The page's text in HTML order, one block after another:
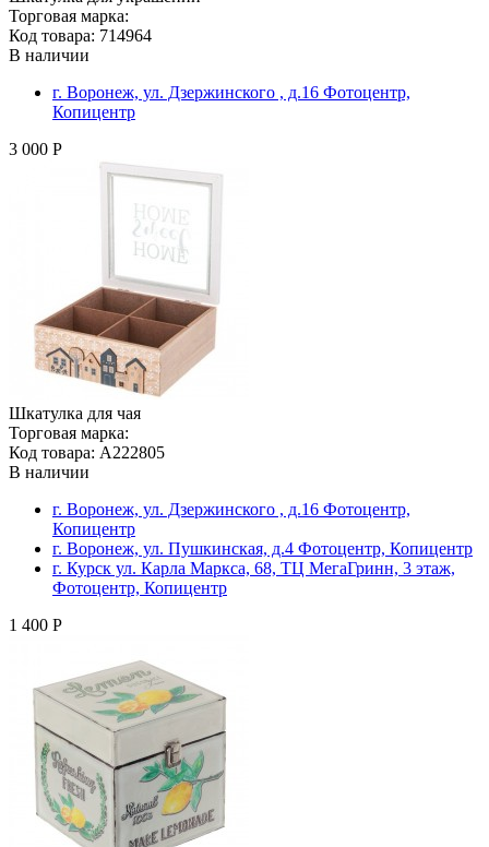
Торговая марка:
Код товара: 714964
В наличии
г. Воронеж, ул. Дзержинского , д.16 Фотоцентр,
Копицентр
3 000 Р
Шкатулка для чая
Торговая марка:
Код товара: A222805
В наличии
г. Воронеж, ул. Дзержинского , д.16 Фотоцентр,
Копицентр
г. Воронеж, ул. Пушкинская, д.4 Фотоцентр, Копицентр
г. Курск ул. Карла Маркса, 68, ТЦ МегаГринн, 3 этаж,
Фотоцентр, Копицентр
1 400 Р